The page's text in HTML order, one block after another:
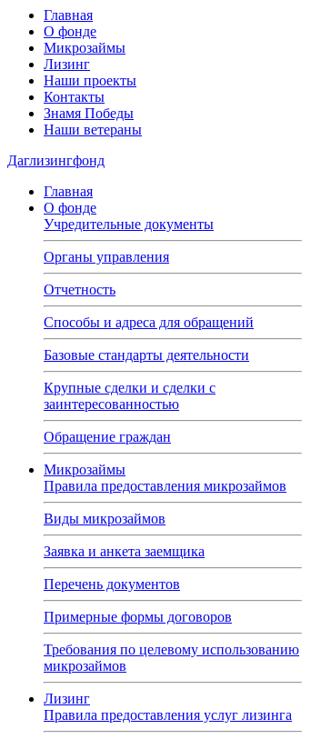
Главная
О фонде
Микрозаймы
Лизинг
Наши проекты
Контакты
Знамя Победы
Наши ветераны
Даглизингфонд
Главная
О фонде
Учредительные документы
Органы управления
Отчетность
Способы и адреса для обращений
Базовые стандарты деятельности
Крупные сделки и сделки с
заинтересованностью
Обращение граждан
Микрозаймы
Правила предоставления микрозаймов
Виды микрозаймов
Заявка и анкета заемщика
Перечень документов
Примерные формы договоров
Требования по целевому использованию
микрозаймов
Лизинг
Правила предоставления услуг лизинга